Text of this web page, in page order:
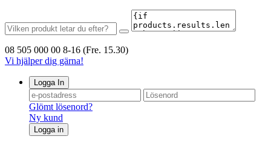
08 505 000 00 8-16 (Fre. 15.30)
Vi hjälper dig gärna!
Logga In
Glömt lösenord?
Ny kund
Logga in